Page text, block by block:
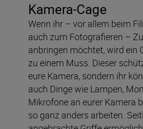
Kamera-Cage
Wenn ihr – vor allem beim
auch zum Fotografieren –
anbringen möchtet, wird ein
zu einem Muss. Dieser
eure Kamera, sondern ihr
auch Dinge wie Lampen,
Mikrofone an eurer Kamera
so ganz anders arbeiten.